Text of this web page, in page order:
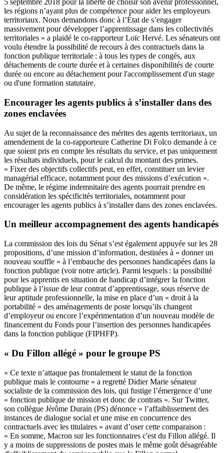
5 septembre 2018 pour la liberté de choisir son avenir professionnel,
les régions n’ayant plus de compétence pour aider les employeurs
territoriaux. Nous demandons donc à l’État de s’engager
massivement pour développer l’apprentissage dans les collectivités
territoriales » a plaidé le co-rapporteur Loïc Hervé. Les sénateurs ont
voulu étendre la possibilité de recours à des contractuels dans la
fonction publique territoriale : à tous les types de congés, aux
détachements de courte durée et à certaines disponibilités de courte
durée ou encore au détachement pour l'accomplissement d'un stage
ou d'une formation statutaire.
Encourager les agents publics à s’installer dans des
zones enclavées
Au sujet de la reconnaissance des mérites des agents territoriaux, un
amendement de la co-rapporteure Catherine Di Folco demande à ce
que soient pris en compte les résultats du service, et pas uniquement
les résultats individuels, pour le calcul du montant des primes.
« Fixer des objectifs collectifs peut, en effet, constituer un levier
managérial efficace, notamment pour des missions d’exécution ».
De même, le régime indemnitaire des agents pourrait prendre en
considération les spécificités territoriales, notamment pour
encourager les agents publics à s’installer dans des zones enclavées.
Un meilleur accompagnement des agents handicapés
La commission des lois du Sénat s’est également appuyée sur les 28
propositions, d’une mission d’information, destinées à « donner un
nouveau souffle » à l’embauche des personnes handicapées dans la
fonction publique (voir notre article). Parmi lesquels : la possibilité
pour les apprentis en situation de handicap d’intégrer la fonction
publique à l’issue de leur contrat d’apprentissage, sous réserve de
leur aptitude professionnelle, la mise en place d’un « droit à la
portabilité » des aménagements de poste lorsqu’ils changent
d’employeur ou encore l’expérimentation d’un nouveau modèle de
financement du Fonds pour l’insertion des personnes handicapées
dans la fonction publique (FIPHFP).
« Du Fillon allégé » pour le groupe PS
« Ce texte n’attaque pas frontalement le statut de la fonction
publique mais le contourne » a regretté Didier Marie sénateur
socialiste de la commission des lois, qui fustige l’émergence d’une
« fonction publique de mission et donc de contrats ». Sur Twitter,
son collègue Jérôme Durain (PS) dénonce « l’affaiblissement des
instances de dialogue social et une mise en concurrence des
contractuels avec les titulaires » avant d’oser cette comparaison :
« En somme, Macron sur les fonctionnaires c'est du Fillon allégé. Il
y a moins de suppressions de postes mais le même goût désagréable